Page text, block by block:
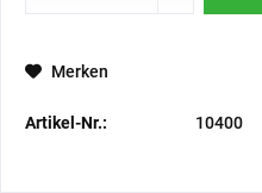
Merken
Artikel-Nr.: 10400